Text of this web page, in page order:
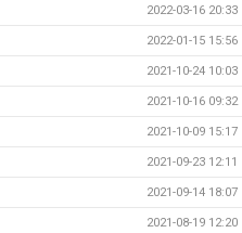
2022-03-16 20:33
2022-01-15 15:56
2021-10-24 10:03
2021-10-16 09:32
2021-10-09 15:17
2021-09-23 12:11
2021-09-14 18:07
2021-08-19 12:20